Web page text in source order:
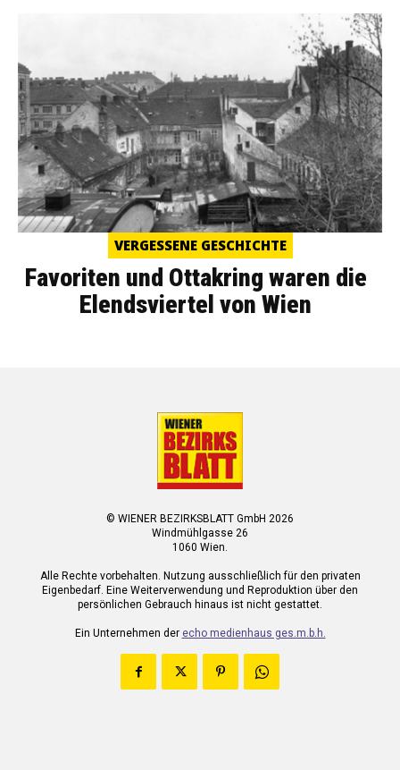
VERGESSENE GESCHICHTE
Favoriten und Ottakring waren die
Elendsviertel von Wien
© WIENER BEZIRKSBLATT GmbH 2026
Windmühlgasse 26
1060 Wien.
Alle Rechte vorbehalten. Nutzung ausschließlich für den privaten
Eigenbedarf. Eine Weiterverwendung und Reproduktion über den
persönlichen Gebrauch hinaus ist nicht gestattet.
Ein Unternehmen der echo medienhaus ges.m.b.h.